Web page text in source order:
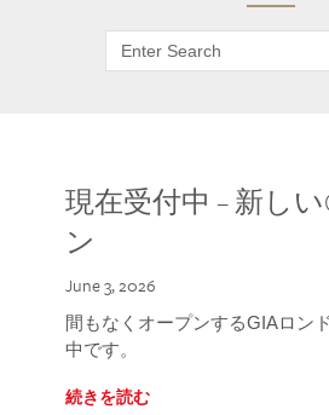
現在受付中 – 新し
ン
June 3, 2026
間もなくオープンするGIAロン
中です。
続きを読む